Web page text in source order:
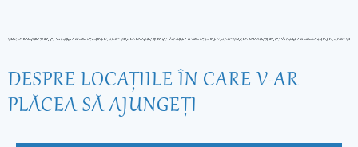
DESPRE LOCAŢIILE ÎN CARE V-AR
PLĂCEA SĂ AJUNGEŢI